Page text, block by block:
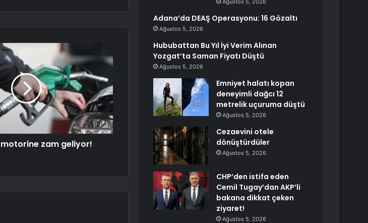
motorine zam geliyor!
Ağustos 5, 2026
Adana’da DEAŞ Operasyonu: 16 Gözaltı
Ağustos 5, 2026
Hububattan Bu Yıl İyi Verim Alınan
Yozgat’ta Saman Fiyatı Düştü
Ağustos 5, 2026
Emniyet halatı kopan
deneyimli dağcı 12
metrelik uçuruma düştü
Ağustos 5, 2026
Cezaevini otele
dönüştürdüler
Ağustos 5, 2026
CHP’den istifa eden
Cemil Tugay’dan AKP’li
bakana dikkat çeken
ziyaret!
Ağustos 5, 2026